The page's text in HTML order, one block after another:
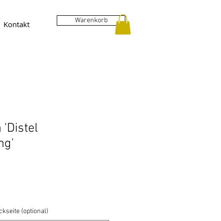
Kontakt Warenkorb
'Distel
(optional)